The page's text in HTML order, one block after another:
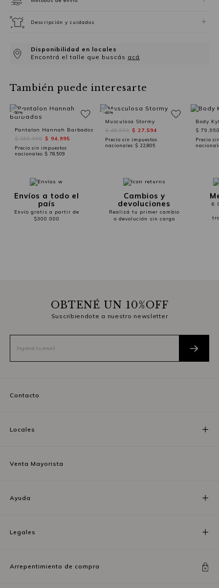
Descripción y cuidados
Disponibilidad en locales
Encontrá el talle que buscás acá
También puede interesarte
Pantalon Hannah Barbados
$ 189,990 $ 94,995
Precio sin impuestos
nacionales: $ 78,509
-50%
Musculosa Stormy
$ 45,990 $ 27,594
Precio sin impuestos
nacionales: $ 22,805
-40%
Body
$
Precio
Envíos a todo el
país
Envío gratis a partir de
$300.000
Cambios y
devoluciones
Realizá tu primer cambio
o devolución sin cargo
6
OBTENÉ UN 10%OFF
Suscribiendote a nuestro newsletter
Contacto
Locales
Venta Mayorista
Ayuda
Legales
Arrepentimiento de compra